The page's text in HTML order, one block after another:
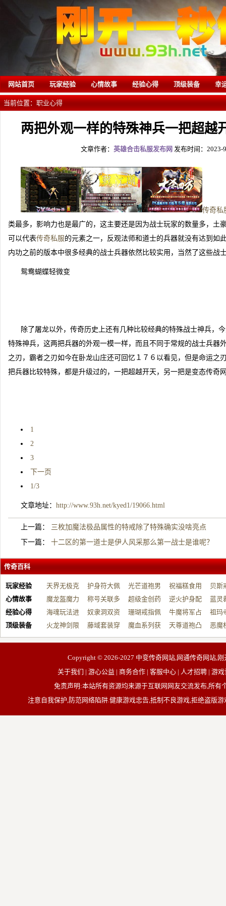
网站首页 玩家经验 心情故事 经验心得 顶级装备 幸
当前位置： 职业心得
两把外观一样的特殊神兵一把超越
文章作者： 英雄合击私服发布网 发布时间：2023-
传奇私
类最多，影响力也是最广的，这主要还是因为战士玩家的数量多，土
可以代表传奇私服的元素之一，反观法师和道士的兵器就没有达到如
内功之前的版本中很多经典的战士兵器依然比较实用，当然了这些战
鸳鸯蝴蝶轻微变
除了屠龙以外，传奇历史上还有几种比较经典的特殊战士神兵，
特殊神兵，这两把兵器的外观一模一样，而且不同于常规的战士兵器
之刃，霸者之刃如今在卧龙山庄还可回忆１７６以看见，但是命运之
把兵器比较特殊，都是升级过的，一把超越开天，另一把是变态传奇
1
2
3
下一页
1/3
文章地址： http://www.93h.net/kyed1/19066.html
上一篇： 三枚加魔法极品属性的特戒除了特殊确实没啥亮点
下一篇： 十二区的第一道士是伊人风采那么第一战士是谁呢？
传奇百科
玩家经验
天界无极克
制…
护身符大佩
戴…
光芒道袍男
战…
祝福糕食用
帮…
贝斯
开…
心情故事
魔龙盔魔力
增…
称号关联多
元…
超级金创药
带…
逆火护身配
祝…
蓝灵
台…
经验心得
海魂玩法进
阶…
奴隶洞双资
源…
珊瑚戒指佩
戴…
牛魔将军占
占…
祖玛
动…
顶级装备
火龙神剑限
制…
藤域套装穿
戴…
魔血系列获
取…
天尊道袍凸
显…
恶魔
有…
Copyright © 2026-2027 中变传奇网站,网通传奇网站,
关于我们 | 游心公益 | 商务合作 | 客服中心 | 人才招聘 | 游
免责声明:本站所有资源均来源于互联网网友交流发布,所
注意自我保护,防范网络陷阱.健康游戏忠告,抵制不良游戏,拒绝盗版